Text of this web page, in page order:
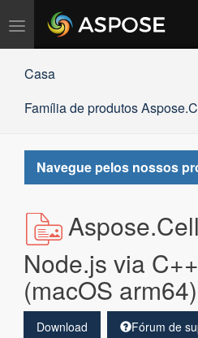
Alternar
navegação
Casa
Família de produtos
Navegue pelos nossos
Node.js via
(macOS arm64)
Download Fórum de